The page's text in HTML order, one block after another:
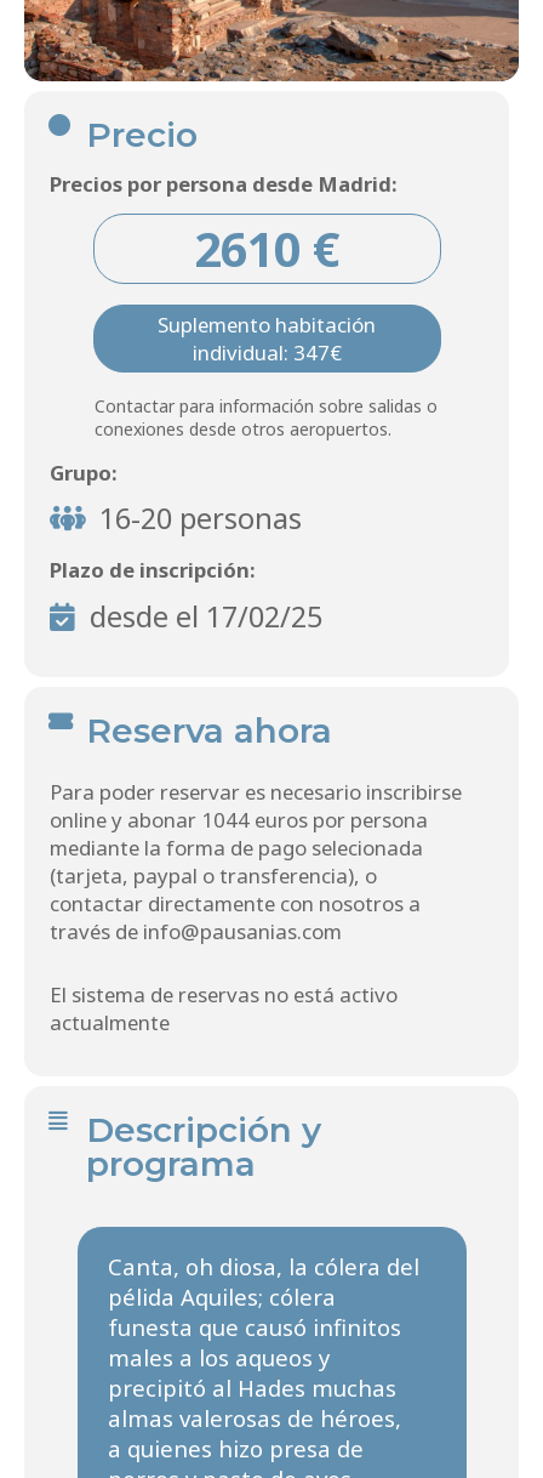
Precio
Precios por persona desde Madrid:
2610 €
Suplemento habitación
individual: 347€
Contactar para información sobre salidas o
conexiones desde otros aeropuertos.
Grupo:
16-20 personas
Plazo de inscripción:
desde el 17/02/25
Reserva ahora
Para poder reservar es necesario inscribirse
online y abonar 1044 euros por persona
mediante la forma de pago selecionada
(tarjeta, paypal o transferencia), o
contactar directamente con nosotros a
través de info@pausanias.com
El sistema de reservas no está activo
actualmente
Descripción y
programa
Canta, oh diosa, la cólera del
pélida Aquiles; cólera
funesta que causó infinitos
males a los aqueos y
precipitó al Hades muchas
almas valerosas de héroes,
a quienes hizo presa de